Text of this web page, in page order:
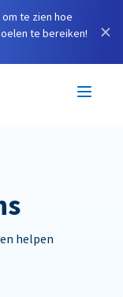
te zien hoe
te bereiken!
×
helpen